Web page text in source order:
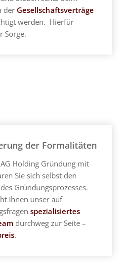
der Gesellschaftsverträge
werden. Hierfür
Sorge.
der Formalitäten
Holding Gründung mit
Sie sich selbst den
Gründungsprozesses.
Ihnen unser auf
spezialisiertes
durchweg zur Seite –
.